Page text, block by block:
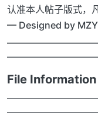
认准本人帖子版式，
— Designed by
File Information